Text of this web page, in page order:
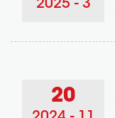
2025 - 3
20